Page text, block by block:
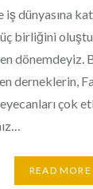
dünyasına
birliğini
dönemdeyiz.
derneklerin,
çok
READ MORE